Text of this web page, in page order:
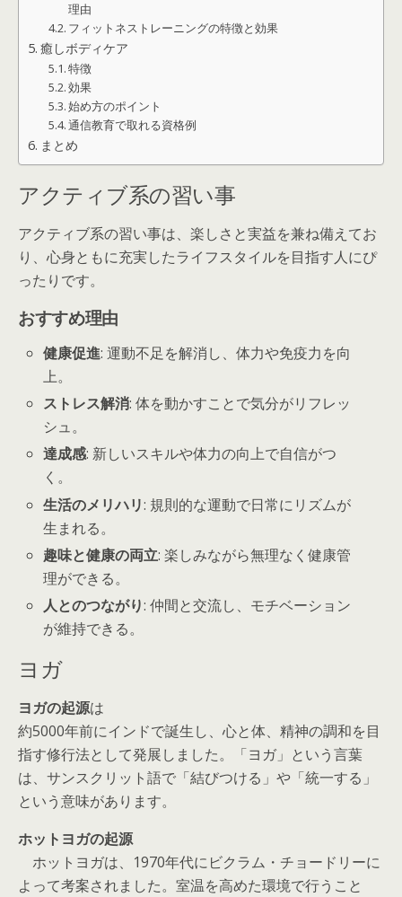
理由
フィットネストレーニングの特徴と効果
癒しボディケア
特徴
効果
始め方のポイント
通信教育で取れる資格例
まとめ
アクティブ系の習い事
アクティブ系の習い事は、楽しさと実益を兼ね備えてお
り、心身ともに充実したライフスタイルを目指す人にぴ
ったりです。
おすすめ理由
健康促進: 運動不足を解消し、体力や免疫力を向
上。
ストレス解消: 体を動かすことで気分がリフレッ
シュ。
達成感: 新しいスキルや体力の向上で自信がつ
く。
生活のメリハリ: 規則的な運動で日常にリズムが
生まれる。
趣味と健康の両立: 楽しみながら無理なく健康管
理ができる。
人とのつながり: 仲間と交流し、モチベーション
が維持できる。
ヨガ
ヨガの起源は
約5000年前にインドで誕生し、心と体、精神の調和を目
指す修行法として発展しました。「ヨガ」という言葉
は、サンスクリット語で「結びつける」や「統一する」
という意味があります。
ホットヨガの起源
ホットヨガは、1970年代にビクラム・チョードリーに
よって考案されました。室温を高めた環境で行うこと